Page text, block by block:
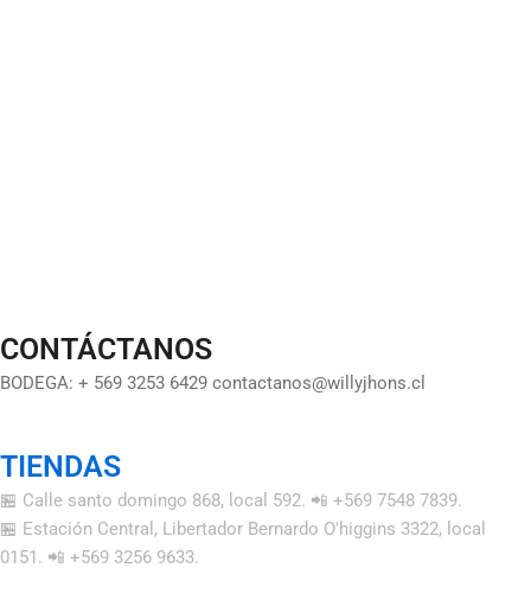
CONTÁCTANOS
BODEGA: + 569 3253 6429 contactanos@willyjhons.cl
TIENDAS
🏪 Calle santo domingo 868, local 592. 📲 +569 7548 7839.
🏪 Estación Central, Libertador Bernardo O'higgins 3322, local
0151. 📲 +569 3256 9633.